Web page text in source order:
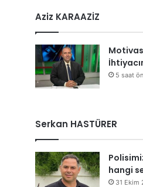
Aziz KARAAZİZ
5 saat
Serkan HASTÜRER
hangi
31 Ekim